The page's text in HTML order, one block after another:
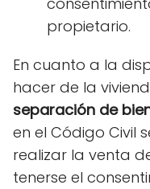
propietario.
En cuanto a la
hacer de la
separación de
en el Código Civil
realizar la venta
tenerse el